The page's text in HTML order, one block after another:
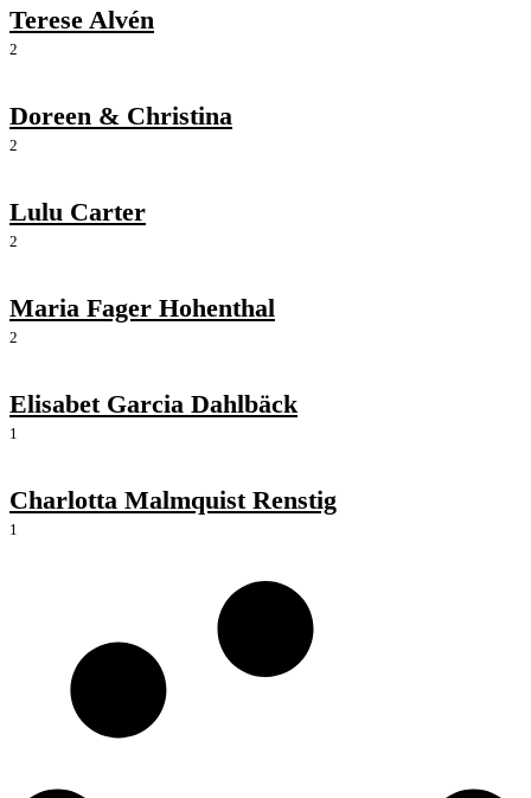
Terese Alvén
2
Doreen & Christina
2
Lulu Carter
2
Maria Fager Hohenthal
2
Elisabet Garcia Dahlbäck
1
Charlotta Malmquist Renstig
1